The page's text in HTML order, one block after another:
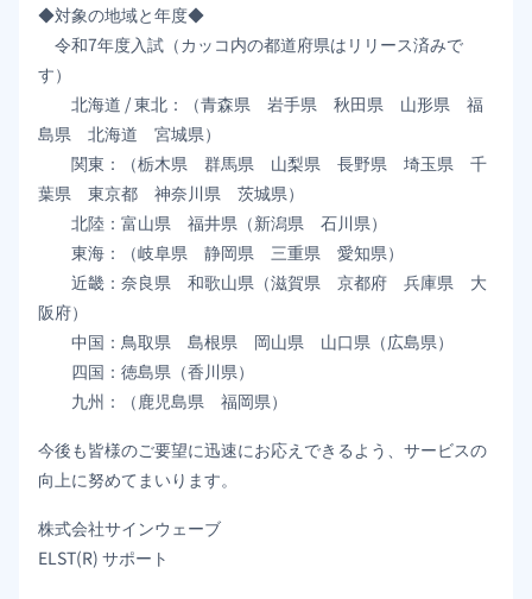
◆対象の地域と年度◆
令和7年度入試（カッコ内の都道府県はリリース済みで
す）
北海道 / 東北：（青森県 岩手県 秋田県 山形県 福
島県 北海道 宮城県）
関東：（栃木県 群馬県 山梨県 長野県 埼玉県 千
葉県 東京都 神奈川県 茨城県）
北陸：富山県 福井県（新潟県 石川県）
東海：（岐阜県 静岡県 三重県 愛知県）
近畿：奈良県 和歌山県（滋賀県 京都府 兵庫県 大
阪府）
中国：鳥取県 島根県 岡山県 山口県（広島県）
四国：徳島県（香川県）
九州：（鹿児島県 福岡県）
今後も皆様のご要望に迅速にお応えできるよう、サービスの
向上に努めてまいります。
株式会社サインウェーブ
ELST(R) サポート